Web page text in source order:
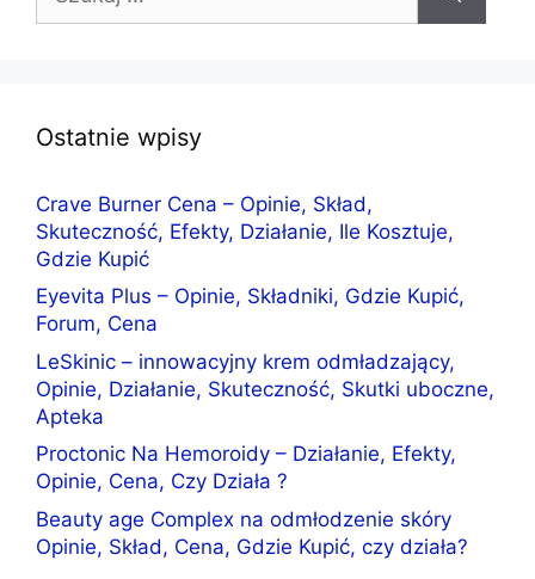
Ostatnie wpisy
Crave Burner Cena – Opinie, Skład,
Skuteczność, Efekty, Działanie, Ile Kosztuje,
Gdzie Kupić
Eyevita Plus – Opinie, Składniki, Gdzie Kupić,
Forum, Cena
LeSkinic – innowacyjny krem odmładzający,
Opinie, Działanie, Skuteczność, Skutki uboczne,
Apteka
Proctonic Na Hemoroidy – Działanie, Efekty,
Opinie, Cena, Czy Działa ?
Beauty age Complex na odmłodzenie skóry
Opinie, Skład, Cena, Gdzie Kupić, czy działa?